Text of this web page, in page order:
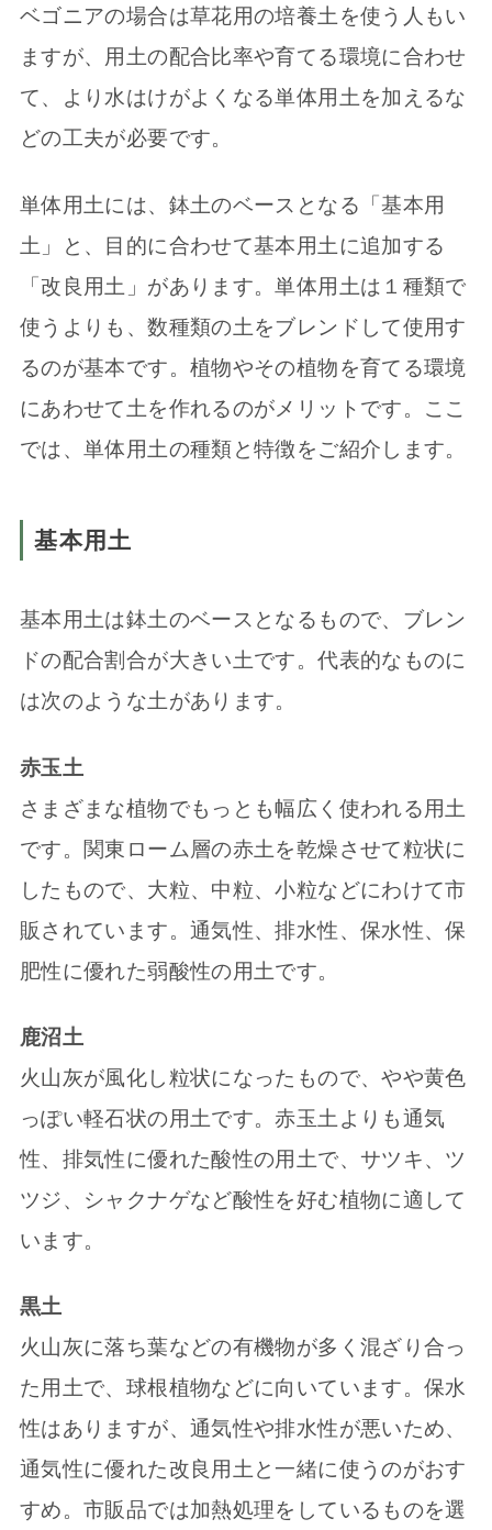
ベゴニアの場合は草花用の培養土を使う人もい
ますが、用土の配合比率や育てる環境に合わせ
て、より水はけがよくなる単体用土を加えるな
どの工夫が必要です。
単体用土には、鉢土のベースとなる「基本用
土」と、目的に合わせて基本用土に追加する
「改良用土」があります。単体用土は１種類で
使うよりも、数種類の土をブレンドして使用す
るのが基本です。植物やその植物を育てる環境
にあわせて土を作れるのがメリットです。ここ
では、単体用土の種類と特徴をご紹介します。
基本用土
基本用土は鉢土のベースとなるもので、ブレン
ドの配合割合が大きい土です。代表的なものに
は次のような土があります。
赤玉土
さまざまな植物でもっとも幅広く使われる用土
です。関東ローム層の赤土を乾燥させて粒状に
したもので、大粒、中粒、小粒などにわけて市
販されています。通気性、排水性、保水性、保
肥性に優れた弱酸性の用土です。
鹿沼土
火山灰が風化し粒状になったもので、やや黄色
っぽい軽石状の用土です。赤玉土よりも通気
性、排気性に優れた酸性の用土で、サツキ、ツ
ツジ、シャクナゲなど酸性を好む植物に適して
います。
黒土
火山灰に落ち葉などの有機物が多く混ざり合っ
た用土で、球根植物などに向いています。保水
性はありますが、通気性や排水性が悪いため、
通気性に優れた改良用土と一緒に使うのがおす
すめ。市販品では加熱処理をしているものを選